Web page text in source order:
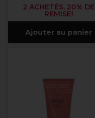
2 ACHETÉS, 20% DE
REMISE!
Ajouter au panier